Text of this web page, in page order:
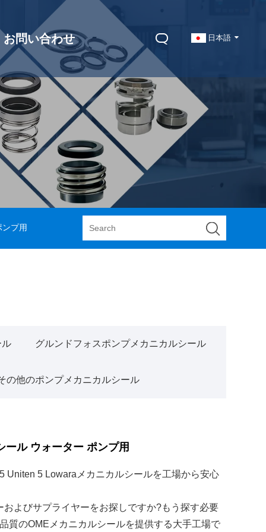
日本語
お問い合わせ
プ用
ル グルンドフォスポンプメカニカルシール
の他のポンプメカニカルシール
ル ウォーター ポンプ用
Uniten 5 Lowaraメカニカルシールを工場から安心
よびサプライヤーをお探しですか?もう探す必要
質のOMEメカニカルシールを提供する大手工場で